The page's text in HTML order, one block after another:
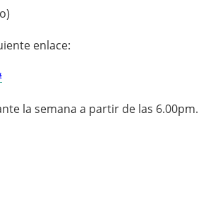
enlace:
la semana a partir de las 6.00pm.